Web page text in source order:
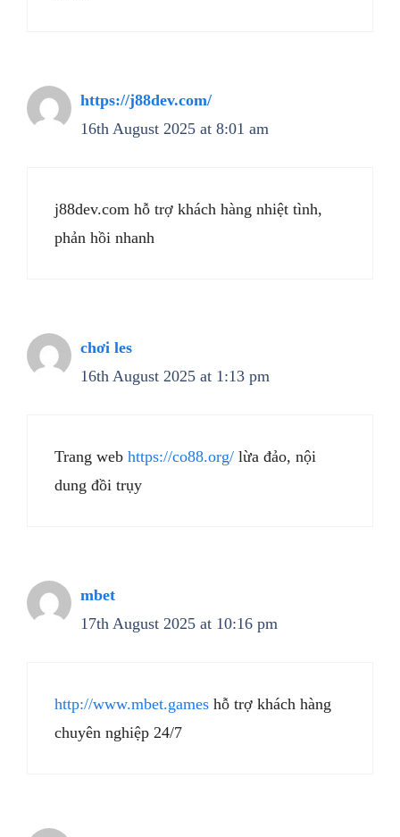
https://j88dev.com/
16th August 2025 at 8:01 am
j88dev.com hỗ trợ khách hàng nhiệt tình,
phản hồi nhanh
chơi les
16th August 2025 at 1:13 pm
Trang web https://co88.org/ lừa đảo, nội
dung đồi trụy
mbet
17th August 2025 at 10:16 pm
http://www.mbet.games hỗ trợ khách hàng
chuyên nghiệp 24/7